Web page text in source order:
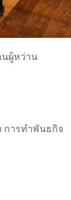
นผู้หว่าน
การทำพันธกิจ